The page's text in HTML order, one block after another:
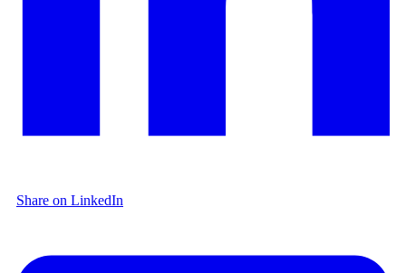
Share on LinkedIn